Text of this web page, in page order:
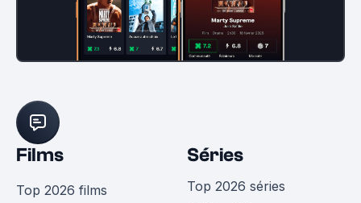
Films
Top 2026 films
Séries
Top 2026 séries